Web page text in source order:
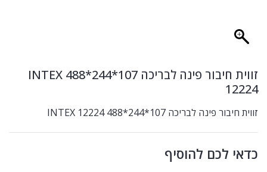
זווית חיבור פינה לבריכה 107*244*488 INTEX
12224
זווית חיבור פינה לבריכה 107*244*488 INTEX 12224
כדאי לכם להוסיף